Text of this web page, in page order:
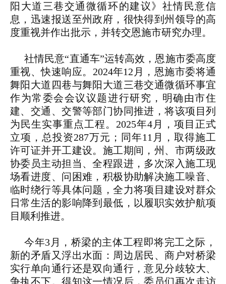
阳大道三巷交通微循环的建议》社情民意信
息，迅速报送至州政府，很快得到州领导的高
度重视并作出批示，并转交恩施市研究办理。
社情民意“直通车”运转高效，恩施市委高度
重视、快速响应。2024年12月，恩施市委将通
舞阳大道四巷与舞阳大道三巷交通微循环事宜
作为常委会会议议题进行研究，明确由市住
建、交通、交警等部门协同推进，将该项目列
为民生实事重点工程。2025年4月，项目正式
立项，总投资287万元；同年11月，取得施工
许可证并开工建设。施工期间，州、市两级政
协委员主动担当、全程跟进，多次深入施工现
场看进度、问困难，积极协助解决施工噪音、
临时绕行等具体问题，全力将项目建设对群众
日常生活的影响降到最低，以履职实效护航项
目顺利推进。
今年3月，桥梁的主体工程即将完工之际，
新的矛盾又浮出水面：周边居民、商户对桥梁
实行单向通行还是双向通行，意见分歧较大、
争执不下。得知这一情况后，委员们再次走访